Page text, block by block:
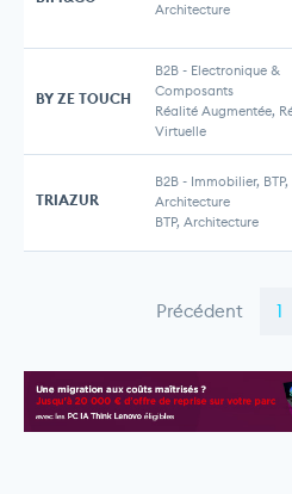
Architecture
BY ZE TOUCH
B2B - Electronique &
Composants
Réalité Augmentée,
Virtuelle
TRIAZUR
B2B - Immobilier, BTP,
Architecture
BTP, Architecture
Précédent 1